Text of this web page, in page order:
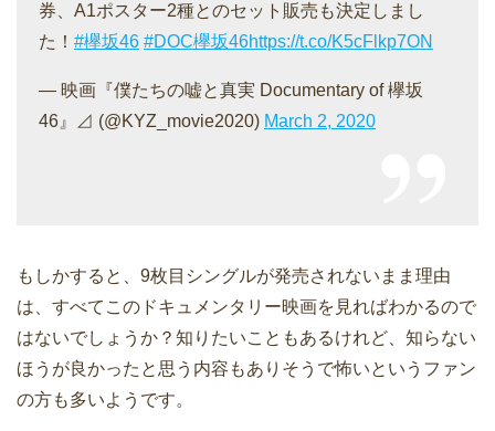
券、A1ポスター2種とのセット販売も決定しまし
た！ #欅坂46 #DOC欅坂46https://t.co/K5cFlkp7ON
— 映画『僕たちの嘘と真実 Documentary of 欅坂
46』⊿ (@KYZ_movie2020) March 2, 2020
もしかすると、9枚目シングルが発売されないまま理由
は、すべてこのドキュメンタリー映画を見ればわかるので
はないでしょうか？知りたいこともあるけれど、知らない
ほうが良かったと思う内容もありそうで怖いというファン
の方も多いようです。